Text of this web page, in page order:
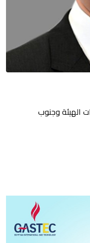
الهيئة وجنوب